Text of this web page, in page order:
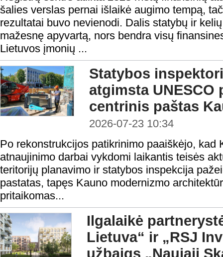
šalies verslas pernai išlaikė augimo tempą,
rezultatai buvo nevienodi. Dalis statybų ir
mažesnę apyvartą, nors bendra visų
Lietuvos įmonių ...
Statybos
atgimsta UNESCO
centrinis paštas
2026-07-23 10:34
Po rekonstrukcijos patikrinimo paaiškėjo, kad
atnaujinimo darbai vykdomi laikantis teisės
teritorijų planavimo ir statybos inspekcija
pastatas, tapęs Kauno modernizmo
pritaikomas...
Ilgalaikė
Lietuva“ ir „RSJ
užbaigs „Naująjį